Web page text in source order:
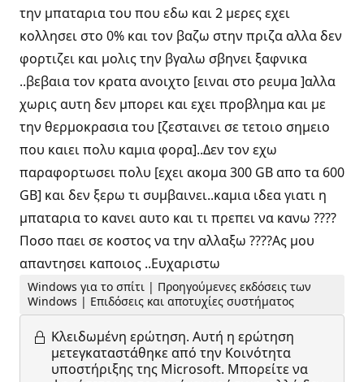
την μπαταρια του που εδω και 2 μερες εχει
κολλησει στο 0% και τον βαζω στην πριζα αλλα δεν
φορτιζει και μολις την βγαλω σβηνει ξαφνικα
..βεβαια τον κρατα ανοιχτο [ειναι στο ρευμα ]αλλα
χωρις αυτη δεν μπορει και εχει προβλημα και με
την θερμοκρασια του [ζεσταινει σε τετοιο σημειο
που καιει πολυ καμια φορα]..Δεν τον εχω
παραφορτωσει πολυ [εχει ακομα 300 GB απο τα 600
GB] και δεν ξερω τι συμβαινει..καμια ιδεα γιατι η
μπαταρια το κανει αυτο και τι πρεπει να κανω ????
Ποσο παει σε κοστος να την αλλαξω ????Ας μου
απαντησει καποιος ..Ευχαριστω
Windows για το σπίτι | Προηγούμενες εκδόσεις των
Windows | Επιδόσεις και αποτυχίες συστήματος
Κλειδωμένη ερώτηση. Αυτή η ερώτηση
μετεγκαταστάθηκε από την Κοινότητα
υποστήριξης της Microsoft. Μπορείτε να